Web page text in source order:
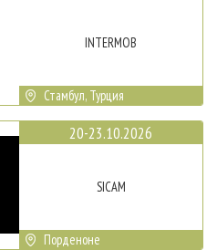
INTERMOB
Стамбул, Турция
20-23.10.2026
SICAM
Порденоне